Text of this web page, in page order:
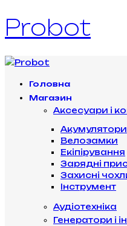
Probot
Головна
Магазин
Аксесуари і
Акумулятори
Велозамки
Екіпірування
Зарядні
Захисні
Інструмент
Аудіотехніка
Генератори і